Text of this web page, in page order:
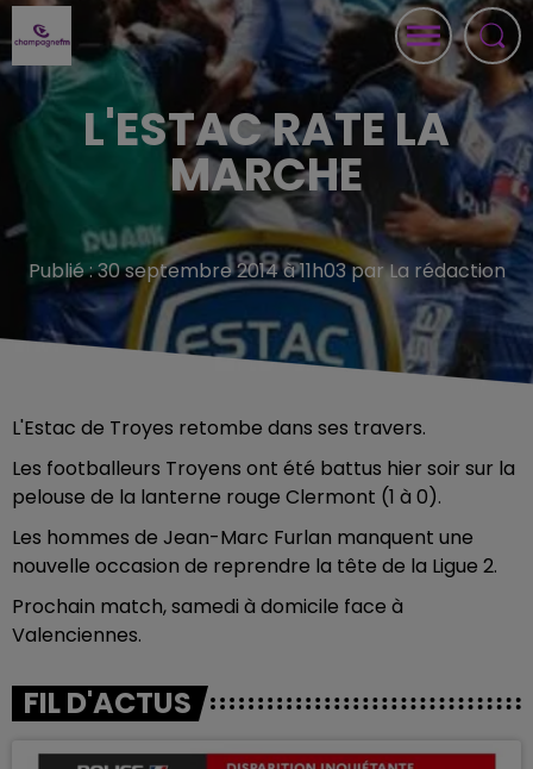
L'ESTAC RATE LA
MARCHE
Publié : 30 septembre 2014 à 11h03 par La rédaction
L'Estac de Troyes retombe dans ses travers.
Les footballeurs Troyens ont été battus hier soir sur la
pelouse de la lanterne rouge Clermont (1 à 0).
Les hommes de Jean-Marc Furlan manquent une
nouvelle occasion de reprendre la tête de la Ligue 2.
Prochain match, samedi à domicile face à
Valenciennes.
FIL D'ACTUS